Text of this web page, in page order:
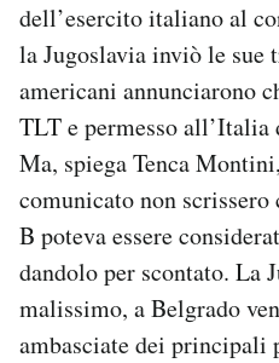
dell’esercito italiano al
la Jugoslavia inviò le sue
americani annunciarono
TLT e permesso all’Italia
Ma, spiega Tenca
comunicato non scrissero
B poteva essere
dandolo per scontato. La
malissimo, a Belgrado
ambasciate dei principali